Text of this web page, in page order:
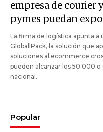
empresa de courier
pymes puedan
La firma de logística apunta
GloballPack, la solución que
soluciones al ecommerce
pueden alcanzar los 50.000 o
nacional.
Popular